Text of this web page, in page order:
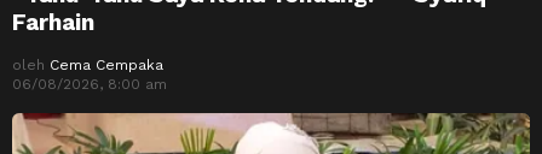
Farhain
oleh Cema Cempaka
06/08/2026, 8:00 am